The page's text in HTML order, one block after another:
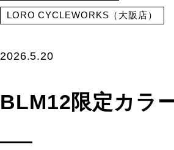
LORO CYCLEWORKS（大阪店）
2026.5.20
BLM12限定カラ